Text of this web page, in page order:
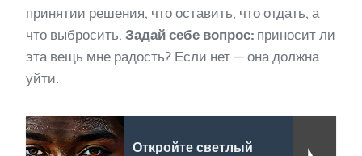
принятии решения, что оставить, что отдать, а
что выбросить. Задай себе вопрос: приносит ли
эта вещь мне радость? Если нет — она должна
уйти.
Откройте светлый